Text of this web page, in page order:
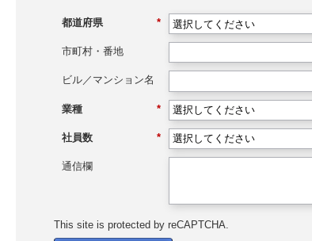
*
都道府県
市町村・番地
ビル／マンション名
*
業種
*
社員数
通信欄
This site is protected by reCAPTCHA.